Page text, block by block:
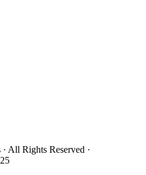
All Rights Reserved ·